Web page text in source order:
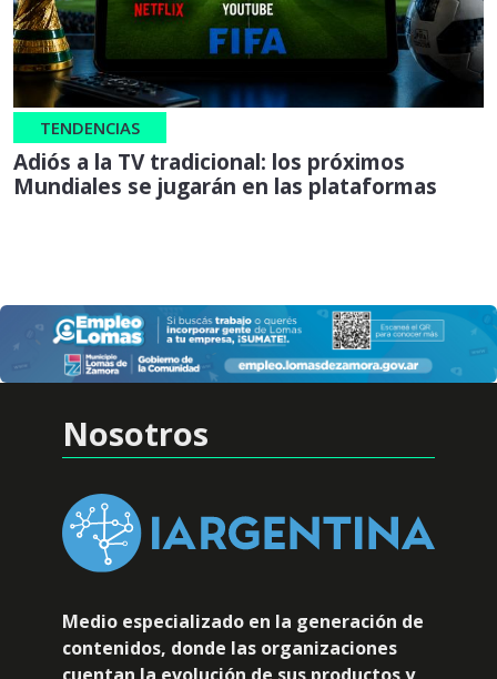
TENDENCIAS
Adiós a la TV tradicional: los próximos
Mundiales se jugarán en las plataformas
Nosotros
Medio especializado en la generación de
contenidos, donde las organizaciones